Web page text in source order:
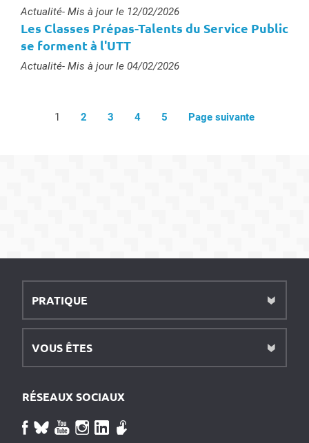
Type :
Actualité- Mis à jour le 12/02/2026
Les Classes Prépas-Talents du Service Public
se forment à l'UTT
Type :
Actualité- Mis à jour le 04/02/2026
1 2 3 4 5 Page suivante
PRATIQUE
VOUS ÊTES
RÉSEAUX SOCIAUX